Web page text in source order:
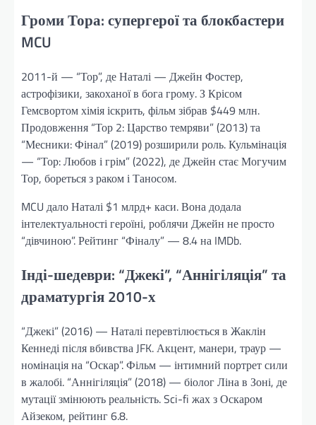
Громи Тора: супергерої та блокбастери
MCU
2011-й — “Тор”, де Наталі — Джейн Фостер,
астрофізики, закоханої в бога грому. З Крісом
Гемсвортом хімія іскрить, фільм зібрав $449 млн.
Продовження “Тор 2: Царство темряви” (2013) та
“Месники: Фінал” (2019) розширили роль. Кульмінація
— “Тор: Любов і грім” (2022), де Джейн стає Могучим
Тор, бореться з раком і Таносом.
MCU дало Наталі $1 млрд+ каси. Вона додала
інтелектуальності героїні, роблячи Джейн не просто
“дівчиною”. Рейтинг “Фіналу” — 8.4 на IMDb.
Інді-шедеври: “Джекі”, “Аннігіляція” та
драматургія 2010-х
“Джекі” (2016) — Наталі перевтілюється в Жаклін
Кеннеді після вбивства JFK. Акцент, манери, траур —
номінація на “Оскар”. Фільм — інтимний портрет сили
в жалобі. “Аннігіляція” (2018) — біолог Ліна в Зоні, де
мутації змінюють реальність. Sci-fi жах з Оскаром
Айзеком, рейтинг 6.8.